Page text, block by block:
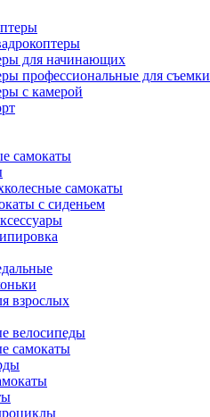
для начинающих
профессиональные для съемки
с камерой
самокаты
самокаты
с сиденьем
взрослых
велосипеды
самокаты